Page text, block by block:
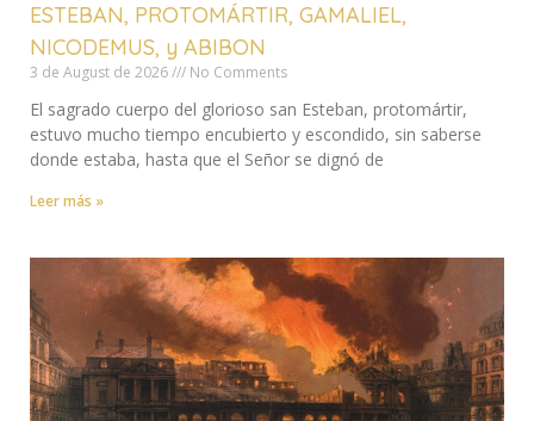
ESTEBAN, PROTOMÁRTIR, GAMALIEL,
NICODEMUS, y ABIBON
3 de August de 2026 No Comments
El sagrado cuerpo del glorioso san Esteban, protomártir,
estuvo mucho tiempo encubierto y escondido, sin saberse
donde estaba, hasta que el Señor se dignó de
Leer más »